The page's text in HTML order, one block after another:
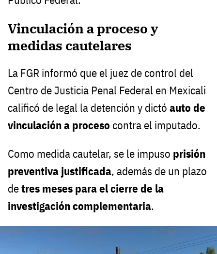
Vinculación a proceso y
medidas cautelares
La FGR informó que el juez de control del
Centro de Justicia Penal Federal en Mexicali
calificó de legal la detención y dictó auto de
vinculación a proceso contra el imputado.
Como medida cautelar, se le impuso prisión
preventiva justificada, además de un plazo
detres meses para el cierre de la
investigación complementaria.